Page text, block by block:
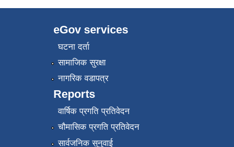
eGov services
घटना दर्ता
सामाजिक सुरक्षा
नागरिक वडापत्र
Reports
वार्षिक प्रगति प्रतिवेदन
चौमासिक प्रगति प्रतिवेदन
सार्वजनिक सुनुवाई